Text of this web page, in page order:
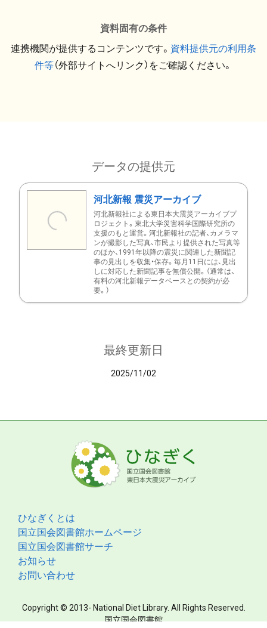
資料固有の条件
連携機関が提供するコンテンツです。 資料提供元の利用条
件等（外部サイトへリンク）をご確認ください。
データの提供元
河北新報 震災アーカイブ
河北新報社による東日本大震災アーカイブプ
ロジェクト。東北大学災害科学国際研究所の
支援のもと運営。河北新報社の記者、カメラマ
ンが撮影した写真、市民より提供された写真等
のほか、1991年以降の震災に関連した新聞記
事の見出しを収集・保存。毎月11日には、見出
しに対応した新聞記事を無償公開。（通常は、
有料の河北新報データベースとの契約が必
要。）
最終更新日
2025/11/02
ひなぎくとは
国立国会図書館ホームページ
国立国会図書館サーチ
お知らせ
お問い合わせ
Copyright © 2013- National Diet Library. All Rights Reserved.